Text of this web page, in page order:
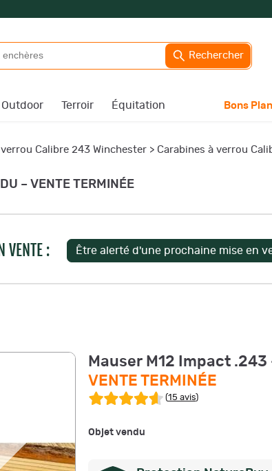
Rechercher
Outdoor Terroir Équitation Bons
Calibre 243 Winchester > Carabines à verrou
– VENTE TERMINÉE
VENTE :
Mauser M12 Impact .243
VENTE TERMINÉE
(15 avis)
Objet vendu